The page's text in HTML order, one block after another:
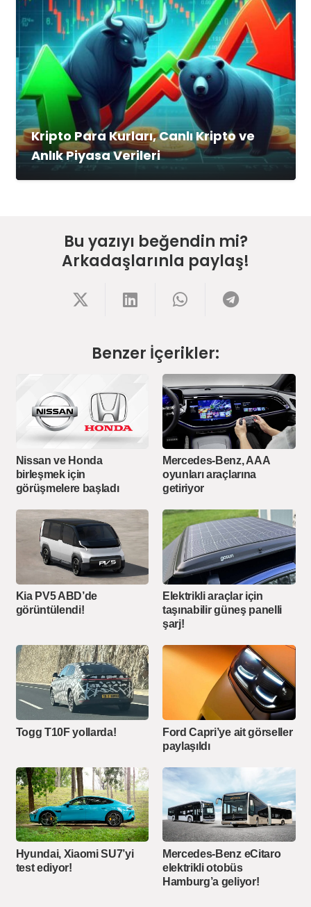
Kripto Para Kurları, Canlı Kripto ve
Anlık Piyasa Verileri
Bu yazıyı beğendin mi?
Arkadaşlarınla paylaş!
Benzer İçerikler:
Nissan ve Honda
birleşmek için
görüşmelere başladı
Mercedes-Benz, AAA
oyunları araçlarına
getiriyor
Kia PV5 ABD’de
görüntülendi!
Elektrikli araçlar için
taşınabilir güneş panelli
şarj!
Togg T10F yollarda!
Ford Capri’ye ait görseller
paylaşıldı
Hyundai, Xiaomi SU7’yi
test ediyor!
Mercedes-Benz eCitaro
elektrikli otobüs
Hamburg’a geliyor!